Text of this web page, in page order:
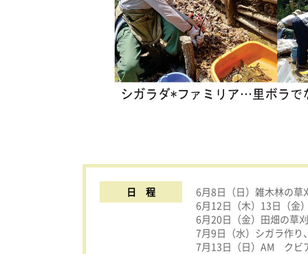
日 程
6月8日（日）雑木林の
6月12日（木）13日（金
6月20日（金）田畑の草
7月9日（水）シガラ作
7月13日（日）AM クビ